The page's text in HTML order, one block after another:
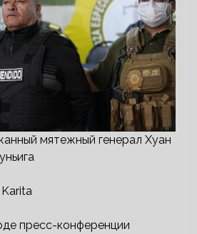
мятежный генерал Хуан
пресс-конференции